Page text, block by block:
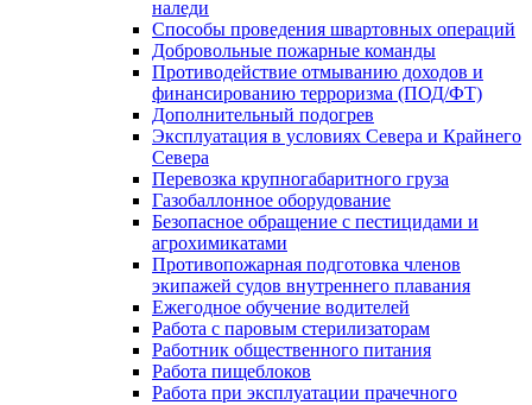
наледи
Способы проведения швартовных операций
Добровольные пожарные команды
Противодействие отмыванию доходов и
финансированию терроризма (ПОД/ФТ)
Дополнительный подогрев
Эксплуатация в условиях Севера и Крайнего
Севера
Перевозка крупногабаритного груза
Газобаллонное оборудование
Безопасное обращение с пестицидами и
агрохимикатами
Противопожарная подготовка членов
экипажей судов внутреннего плавания
Ежегодное обучение водителей
Работа с паровым стерилизаторам
Работник общественного питания
Работа пищеблоков
Работа при эксплуатации прачечного